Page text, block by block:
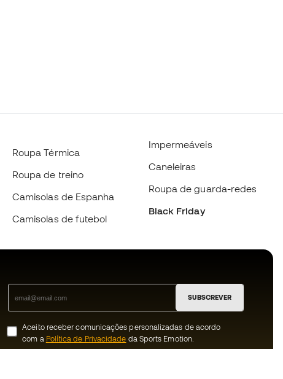
Roupa Térmica
Roupa de treino
Camisolas de Espanha
Camisolas de futebol
Impermeáveis
Caneleiras
Roupa de guarda-redes
Black Friday
SUBSCREVER
Aceito receber comunicações personalizadas de acordo
com a Política de Privacidade da Sports Emotion.